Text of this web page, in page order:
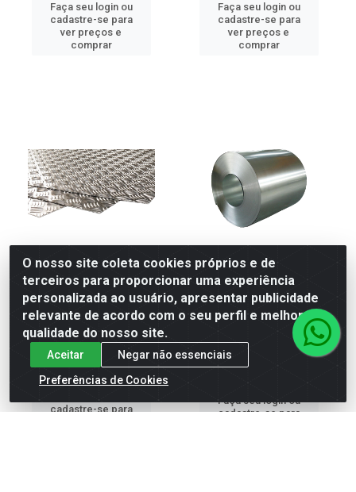
Faça seu login ou
cadastre-se para
ver preços e
comprar
Faça seu login ou
cadastre-se para
ver preços e
comprar
BLANK ALUMÍNIO XADREZ
3105-H114
1,20X250X3000MM
Código: 15176
Embalagem: PC
cadastre-se para
Bob. Alum. Lisa 1100-H14 -
0,50 X 1000 Imp
Embalagem: KG
Produto de peso variável
Faça seu login ou
cadastre-se para
O nosso site coleta cookies próprios e de
terceiros para proporcionar uma experiência
personalizada ao usuário, apresentar publicidade
relevante de acordo com o seu perfil e melhorar a
qualidade do nosso site.
Aceitar
Negar não essenciais
Preferências de Cookies